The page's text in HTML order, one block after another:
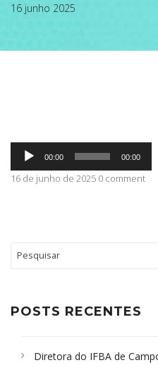
GALERIA
16 junho 2025
Tocador
áudio
00:00 00:00
16 de junho de 2025 0 comment
POSTS RECENTES
Diretora do IFBA de